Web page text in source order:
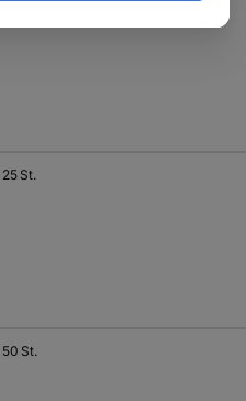
25 St.
50 St.